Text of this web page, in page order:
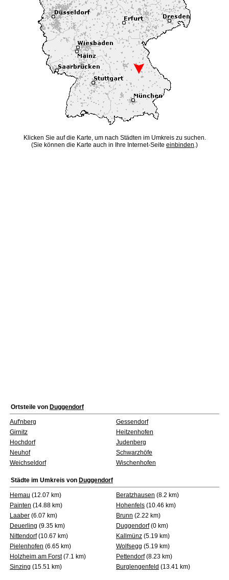
Klicken Sie auf die Karte, um nach Städten im Umkreis zu suchen.
(Sie können die Karte auch in Ihre Internet-Seite einbinden.)
Ortsteile von Duggendorf
Auf'nberg
Gessendorf
Girnitz
Heitzenhofen
Hochdorf
Judenberg
Neuhof
Schwarzhöfe
Weichseldorf
Wischenhofen
Städte im Umkreis von Duggendorf
Hemau (12.07 km) Beratzhausen (8.2 km)
Painten (14.88 km) Hohenfels (10.46 km)
Laaber (6.07 km) Brunn (2.22 km)
Deuerling (9.35 km) Duggendorf(0 km)
Nittendorf(10.67 km) Kallmünz (5.19 km)
Pielenhofen (6.65 km) Wolfsegg (5.19 km)
Holzheim am Forst(7.1 km) Pettendorf(8.23 km)
Sinzing (15.51 km) Burglengenfeld (13.41 km)